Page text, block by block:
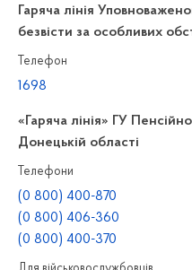
Гаряча лінія
безвісти за особливих
Телефон
1698
«Гаряча лінія» ГУ
Донецькій області
Телефони
(0 800) 400-870
(0 800) 406-360
(0 800) 400-370